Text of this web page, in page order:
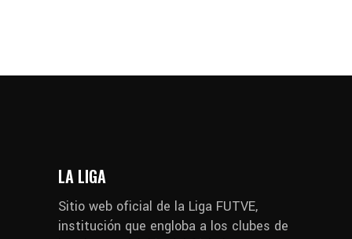
LA LIGA
Sitio web oficial de la Liga FUTVE,
institución que engloba a los clubes de